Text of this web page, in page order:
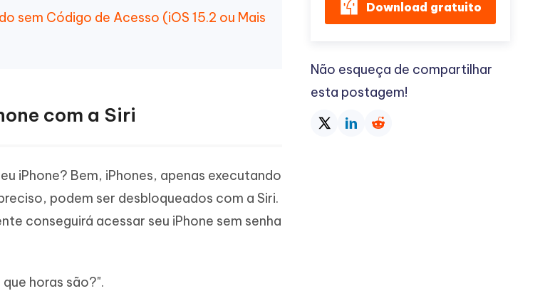
sem Código de Acesso (iOS 15.2 ou Mais
com a Siri
iPhone? Bem, iPhones, apenas executando
podem ser desbloqueados com a Siri.
conseguirá acessar seu iPhone sem senha
horas são?".
Download gratuito
Não esqueça de compartilhar
esta postagem!